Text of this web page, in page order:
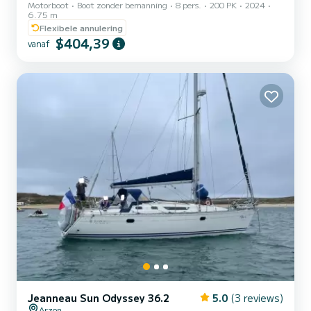
motor, elektrische bediening en automatische trim|Cabine met
chemisch toilet|Bimini-top voor bescherming tegen de hitte
Motorboot Boot zonder bemanning 8 pers. 200 PK
2024
6.75 m
Flexibele annulering
vanaf $404,39
Jeanneau Sun Odyssey 36.2 5.0 (3 reviews)